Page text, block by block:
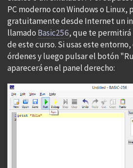
PC moderno con Windows o Linux,
gratuitamente desde Internet un
llamado Basic256, que te permitirá
de este curso. Si usas este
órdenes y luego pulsar el botón
aparecerá en el panel derecho: